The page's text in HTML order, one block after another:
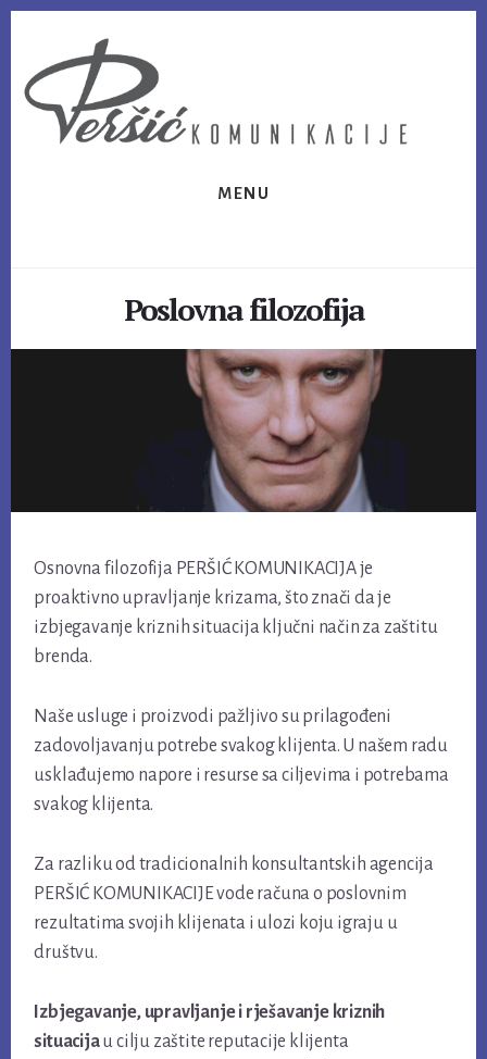
content
footer
MENU
Poslovna filozofija
Osnovna filozofija PERŠIĆ KOMUNIKACIJA je
proaktivno upravljanje krizama, što znači da je
izbjegavanje kriznih situacija ključni način za zaštitu
brenda.
Naše usluge i proizvodi pažljivo su prilagođeni
zadovoljavanju potrebe svakog klijenta. U našem radu
usklađujemo napore i resurse sa ciljevima i potrebama
svakog klijenta.
Za razliku od tradicionalnih konsultantskih agencija
PERŠIĆ KOMUNIKACIJE vode računa o poslovnim
rezultatima svojih klijenata i ulozi koju igraju u
društvu.
Izbjegavanje, upravljanje i rješavanje kriznih
situacijau cilju zaštite reputacije klijenta